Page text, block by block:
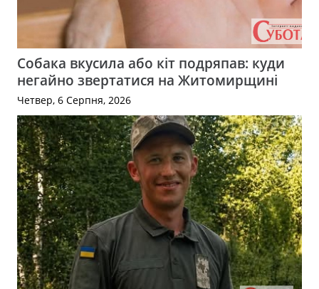
Собака вкусила або кіт подряпав: куди
негайно звертатися на Житомирщині
Четвер, 6 Серпня, 2026